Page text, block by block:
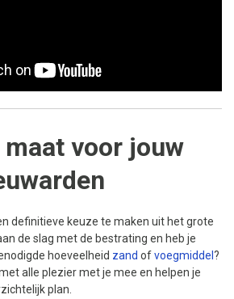
voor jouw
definitieve keuze te maken uit het grote
de slag met de bestrating en heb je
hoeveelheid zand ofvoegmiddel ?
alle plezier met je mee en helpen je
plan.